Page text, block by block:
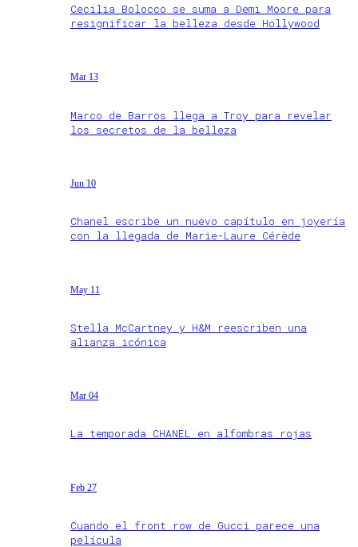
Cecilia Bolocco se suma a Demi Moore para
resignificar la belleza desde Hollywood
Mar 13
Marco de Barros llega a Troy para revelar
los secretos de la belleza
Jun 10
Chanel escribe un nuevo capítulo en joyería
con la llegada de Marie-Laure Cérède
May 11
Stella McCartney y H&M reescriben una
alianza icónica
Mar 04
La temporada CHANEL en alfombras rojas
Feb 27
Cuando el front row de Gucci parece una
película